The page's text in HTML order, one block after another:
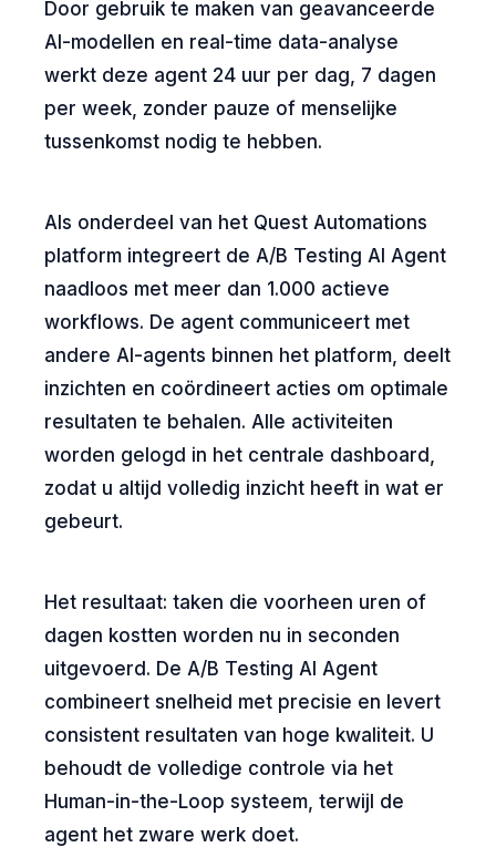
Door gebruik te maken van geavanceerde
AI-modellen en real-time data-analyse
werkt deze agent 24 uur per dag, 7 dagen
per week, zonder pauze of menselijke
tussenkomst nodig te hebben.
Als onderdeel van het Quest Automations
platform integreert de A/B Testing AI Agent
naadloos met meer dan 1.000 actieve
workflows. De agent communiceert met
andere AI-agents binnen het platform, deelt
inzichten en coördineert acties om optimale
resultaten te behalen. Alle activiteiten
worden gelogd in het centrale dashboard,
zodat u altijd volledig inzicht heeft in wat er
gebeurt.
Het resultaat: taken die voorheen uren of
dagen kostten worden nu in seconden
uitgevoerd. De A/B Testing AI Agent
combineert snelheid met precisie en levert
consistent resultaten van hoge kwaliteit. U
behoudt de volledige controle via het
Human-in-the-Loop systeem, terwijl de
agent het zware werk doet.